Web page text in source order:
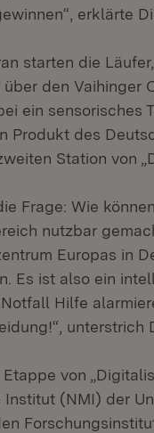
erklärte
starten die
den Vaihinger
ein sensorisches
Produkt des
Station von
Frage: Wie
nutzbar
Europas in
Es ist also ein
Hilfe
unterstrich
von
(NMI) der